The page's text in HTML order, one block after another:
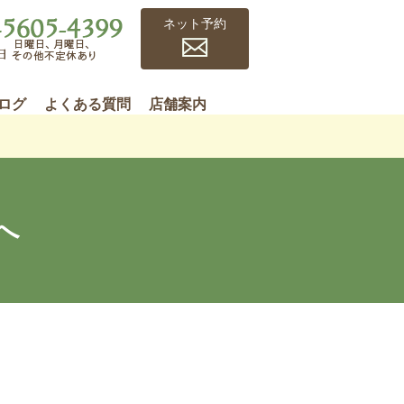
グ よくある質問 店舗案内
ネット予約